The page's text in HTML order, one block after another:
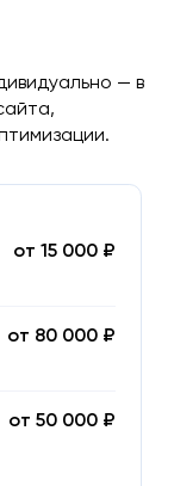
— в
от 15 000 ₽
от 80 000 ₽
от 50 000 ₽